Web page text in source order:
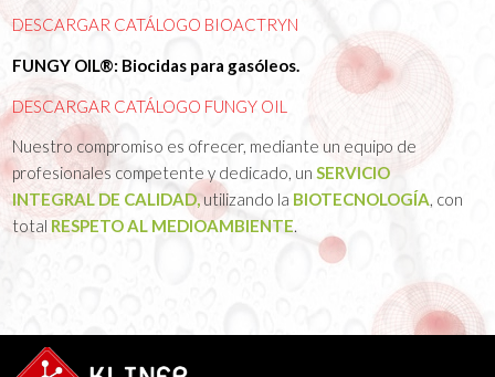
DESCARGAR CATÁLOGO BIOACTRYN
FUNGY OIL®: Biocidas para gasóleos.
DESCARGAR CATÁLOGO FUNGY OIL
Nuestro compromiso es ofrecer, mediante un equipo de
profesionales competente y dedicado, unSERVICIO
INTEGRAL DE CALIDAD,utilizando la BIOTECNOLOGÍA, con
total RESPETO AL MEDIOAMBIENTE.